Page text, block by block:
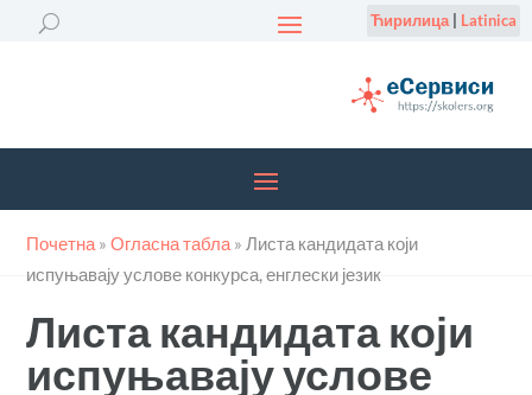
Ћирилица| Latinica
Почетна »Огласна табла » Листа кандидата који
испуњавају услове конкурса, енглески језик
Листа кандидата који
испуњавају услове